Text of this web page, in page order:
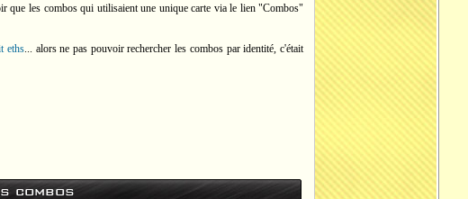
que les combos qui utilisaient une unique carte via le lien "Combos"
eths... alors ne pas pouvoir rechercher les combos par identité, c'était
combos